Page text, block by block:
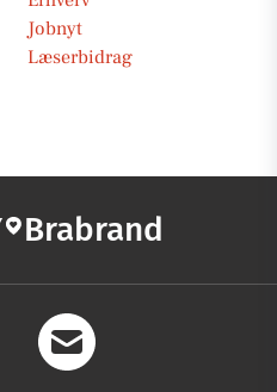
Jobnyt
Læserbidrag
Brabrand